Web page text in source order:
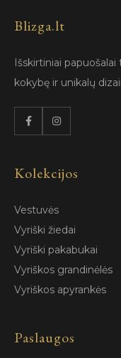
Blizga.lt
Išskirtiniai
kokybę ir unikalų
Kolekcijos
Vestuvės
Vyriški žiedai
Vyriški pakabukai
Vyriškos grandinėlės
Vyriškos apyrankės
Paslaugos